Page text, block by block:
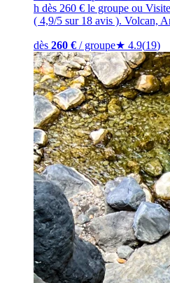
h dès 260 € le groupe ou
( 4,9/5 sur 18 avis ). Volcan,
dès 260 € / groupe★ 4.9(19)